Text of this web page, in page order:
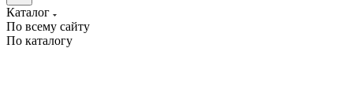
Каталог
По всему сайту
По каталогу